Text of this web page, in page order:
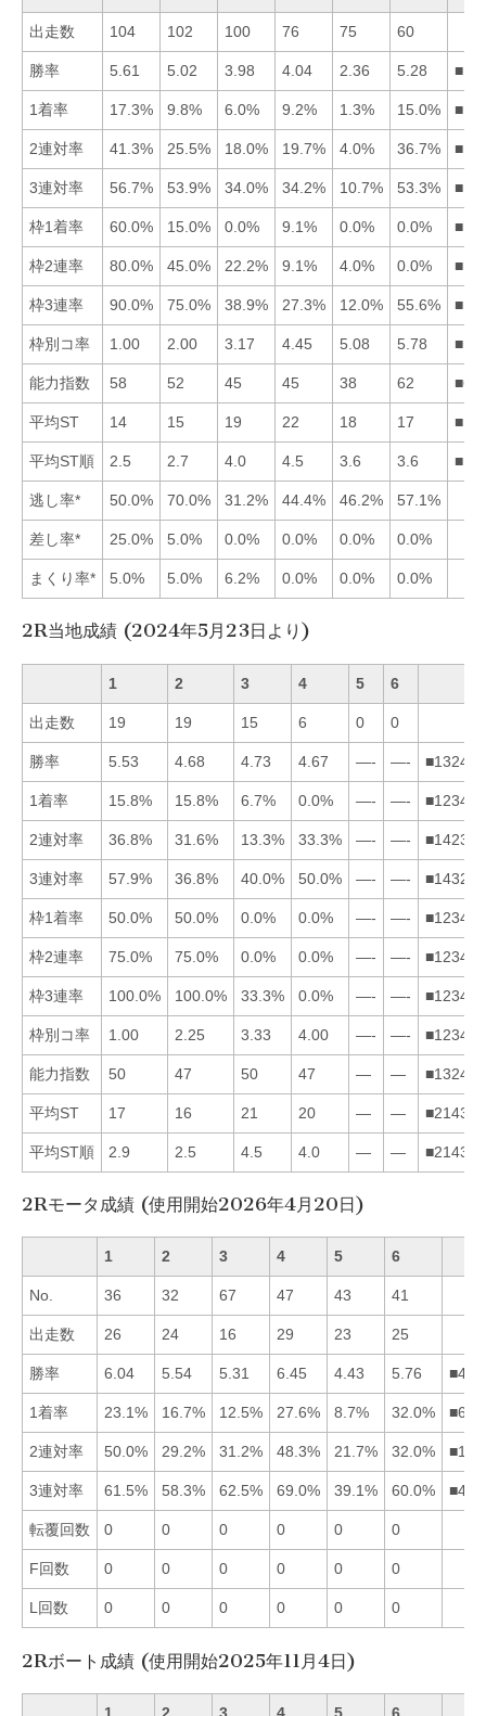
出走数 104 102 100 76 75 60
勝率 5.61 5.02 3.98 4.04 2.36 5.28
1着率 17.3% 9.8% 6.0% 9.2% 1.3% 15.0%
2連対率 41.3% 25.5% 18.0% 19.7% 4.0% 36.7%
3連対率 56.7% 53.9% 34.0% 34.2% 10.7% 53.3%
枠1着率 60.0% 15.0% 0.0% 9.1% 0.0% 0.0%
枠2連率 80.0% 45.0% 22.2% 9.1% 4.0% 0.0%
枠3連率 90.0% 75.0% 38.9% 27.3% 12.0% 55.6%
枠別コ率 1.00 2.00 3.17 4.45 5.08 5.78
能力指数 58 52 45 45 38 62
平均ST 14 15 19 22 18 17
平均ST順 2.5 2.7 4.0 4.5 3.6 3.6
逃し率* 50.0% 70.0% 31.2% 44.4% 46.2% 57.1%
差し率* 25.0% 5.0% 0.0% 0.0% 0.0% 0.0%
まくり率* 5.0% 5.0% 6.2% 0.0% 0.0% 0.0%
2R当地成績 (2024年5月23日より)
1 2 3 4 5 6
出走数 19 19 15 6 0 0
勝率 5.53 4.68 4.73 4.67 —- —- ■132456
1着率 15.8% 15.8% 6.7% 0.0% —- —- ■123456
2連対率 36.8% 31.6% 13.3% 33.3% —- —- ■142356
3連対率 57.9% 36.8% 40.0% 50.0% —- —- ■143256
枠1着率 50.0% 50.0% 0.0% 0.0% —- —- ■123456
枠2連率 75.0% 75.0% 0.0% 0.0% —- —- ■123456
枠3連率 100.0% 100.0% 33.3% 0.0% —- —- ■123456
枠別コ率 1.00 2.25 3.33 4.00 —- —- ■123456
能力指数 50 47 50 47 — — ■132456
平均ST 17 16 21 20 — — ■214356
平均ST順 2.9 2.5 4.5 4.0 — — ■214356
2Rモータ成績 (使用開始2026年4月20日)
1 2 3 4 5 6
No. 36 32 67 47 43 41
出走数 26 24 16 29 23 25
勝率 6.04 5.54 5.31 6.45 4.43 5.76
1着率 23.1% 16.7% 12.5% 27.6% 8.7% 32.0%
2連対率 50.0% 29.2% 31.2% 48.3% 21.7% 32.0%
3連対率 61.5% 58.3% 62.5% 69.0% 39.1% 60.0%
転覆回数 0 0 0 0 0 0
F回数 0 0 0 0 0 0
L回数 0 0 0 0 0 0
2Rボート成績 (使用開始2025年11月4日)